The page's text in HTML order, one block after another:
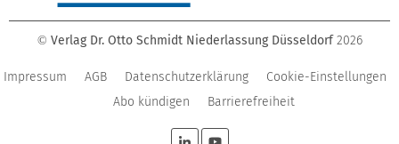
© Verlag Dr. Otto Schmidt Niederlassung Düsseldorf 2026
Impressum AGB Datenschutzerklärung
Cookie-Einstellungen
Abo kündigen
Barrierefreiheit